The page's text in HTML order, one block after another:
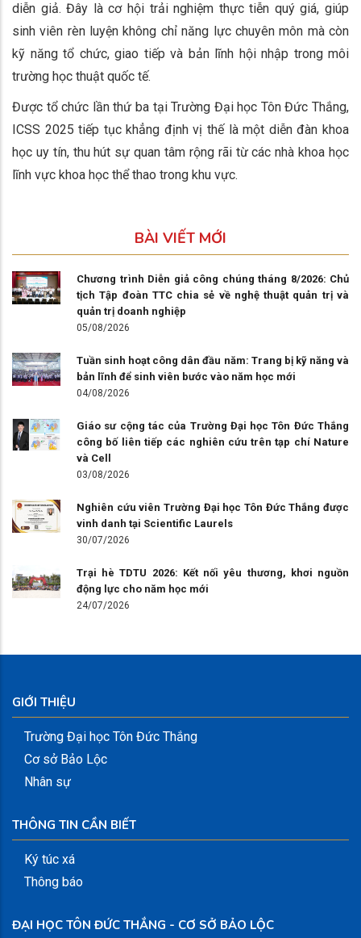
diễn giả. Đây là cơ hội trải nghiệm thực tiễn quý giá, giúp
sinh viên rèn luyện không chỉ năng lực chuyên môn mà còn
kỹ năng tổ chức, giao tiếp và bản lĩnh hội nhập trong môi
trường học thuật quốc tế.
Được tổ chức lần thứ ba tại Trường Đại học Tôn Đức Thắng,
ICSS 2025 tiếp tục khẳng định vị thế là một diễn đàn khoa
học uy tín, thu hút sự quan tâm rộng rãi từ các nhà khoa học
lĩnh vực khoa học thể thao trong khu vực.
BÀI VIẾT MỚI
Chương trình Diễn giả công chúng tháng 8/2026: Chủ
tịch Tập đoàn TTC chia sẻ về nghệ thuật quản trị và
quản trị doanh nghiệp
05/08/2026
Tuần sinh hoạt công dân đầu năm: Trang bị kỹ năng và
bản lĩnh để sinh viên bước vào năm học mới
04/08/2026
Giáo sư cộng tác của Trường Đại học Tôn Đức Thắng
công bố liên tiếp các nghiên cứu trên tạp chí Nature
và Cell
03/08/2026
Nghiên cứu viên Trường Đại học Tôn Đức Thắng được
vinh danh tại Scientific Laurels
30/07/2026
Trại hè TDTU 2026: Kết nối yêu thương, khơi nguồn
động lực cho năm học mới
24/07/2026
GIỚI THIỆU
Trường Đại học Tôn Đức Thắng
Cơ sở Bảo Lộc
Nhân sự
THÔNG TIN CẦN BIẾT
Ký túc xá
Thông báo
ĐẠI HỌC TÔN ĐỨC THẮNG - CƠ SỞ BẢO LỘC